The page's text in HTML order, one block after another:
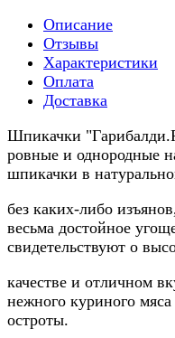
Описание
Отзывы
Характеристики
Оплата
Доставка
Шпикачки
ровные и однородные
шпикачки в
без каких-либо
весьма достойное
свидетельствуют о
качестве и отличном
нежного куриного
остроты.